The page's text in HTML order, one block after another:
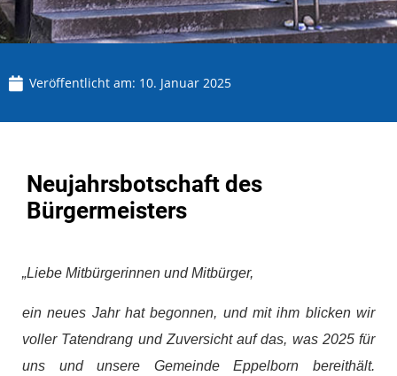
Veröffentlicht am: 10. Januar 2025
Neujahrsbotschaft des
Bürgermeisters
„Liebe Mitbürgerinnen und Mitbürger,
ein neues Jahr hat begonnen, und mit ihm blicken wir
voller Tatendrang und Zuversicht auf das, was 2025 für
uns und unsere Gemeinde Eppelborn bereithält.